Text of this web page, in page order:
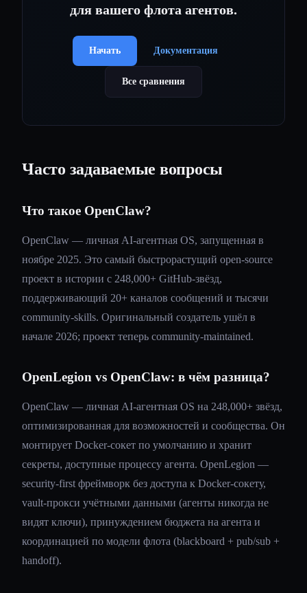
для вашего флота агентов.
Начать Документация
Все сравнения
Часто задаваемые вопросы
Что такое OpenClaw?
OpenClaw — личная AI-агентная OS, запущенная в
ноябре 2025. Это самый быстрорастущий open-source
проект в истории с 248,000+ GitHub-звёзд,
поддерживающий 20+ каналов сообщений и тысячи
community-skills. Оригинальный создатель ушёл в
начале 2026; проект теперь community-maintained.
OpenLegion vs OpenClaw: в чём разница?
OpenClaw — личная AI-агентная OS на 248,000+ звёзд,
оптимизированная для возможностей и сообщества. Он
монтирует Docker-сокет по умолчанию и хранит
секреты, доступные процессу агента. OpenLegion —
security-first фреймворк без доступа к Docker-сокету,
vault-прокси учётными данными (агенты никогда не
видят ключи), принуждением бюджета на агента и
координацией по модели флота (blackboard + pub/sub +
handoff).